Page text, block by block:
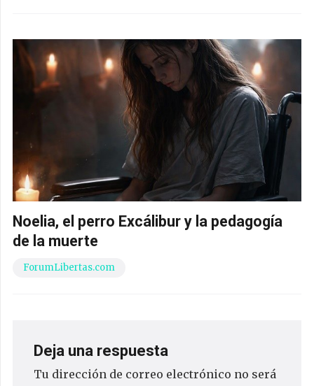
Noelia, el perro Excálibur y la pedagogía
de la muerte
ForumLibertas.com
Deja una respuesta
Tu dirección de correo electrónico no será